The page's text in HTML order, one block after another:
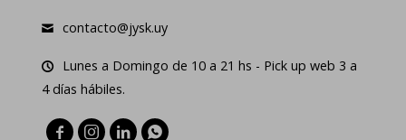
contacto@jysk.uy
Lunes a Domingo de 10 a 21 hs - Pick up web 3 a
4 días hábiles.
   